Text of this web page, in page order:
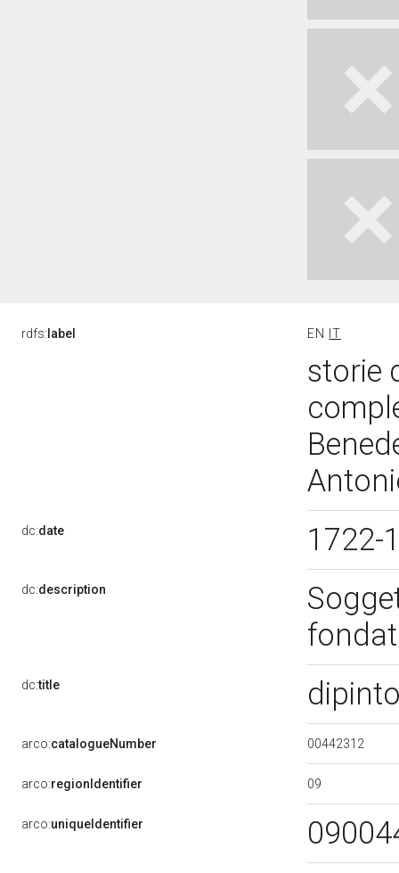
rdfs: label EN IT
storie
dc:date 1722-
dc:description
dc:title
arco:catalogueNumber 00442312
arco:regionIdentifier 09
arco:uniqueIdentifier